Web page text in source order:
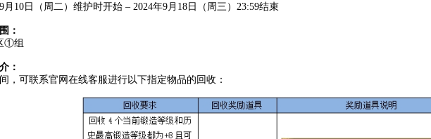
月10日（周二）维护时开始 – 2024年9月18日（周三）23:59结束
：
①组
：
，可联系官网在线客服进行以下指定物品的回收：